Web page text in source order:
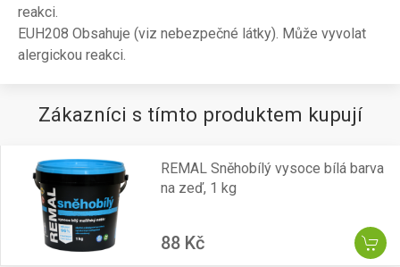
reakci.
EUH208 Obsahuje (viz nebezpečné látky). Může vyvolat
alergickou reakci.
Zákazníci s tímto produktem kupují
REMAL Sněhobílý vysoce bílá barva
na zeď, 1 kg
88 Kč